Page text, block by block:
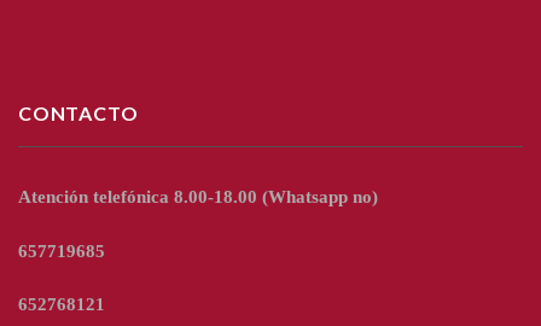
CONTACTO
Atención telefónica 8.00-18.00 (Whatsapp no)
657719685
652768121